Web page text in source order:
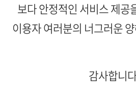
보다 안정적인 서비스 제공
이용자 여러분의 너그러운
감사합니